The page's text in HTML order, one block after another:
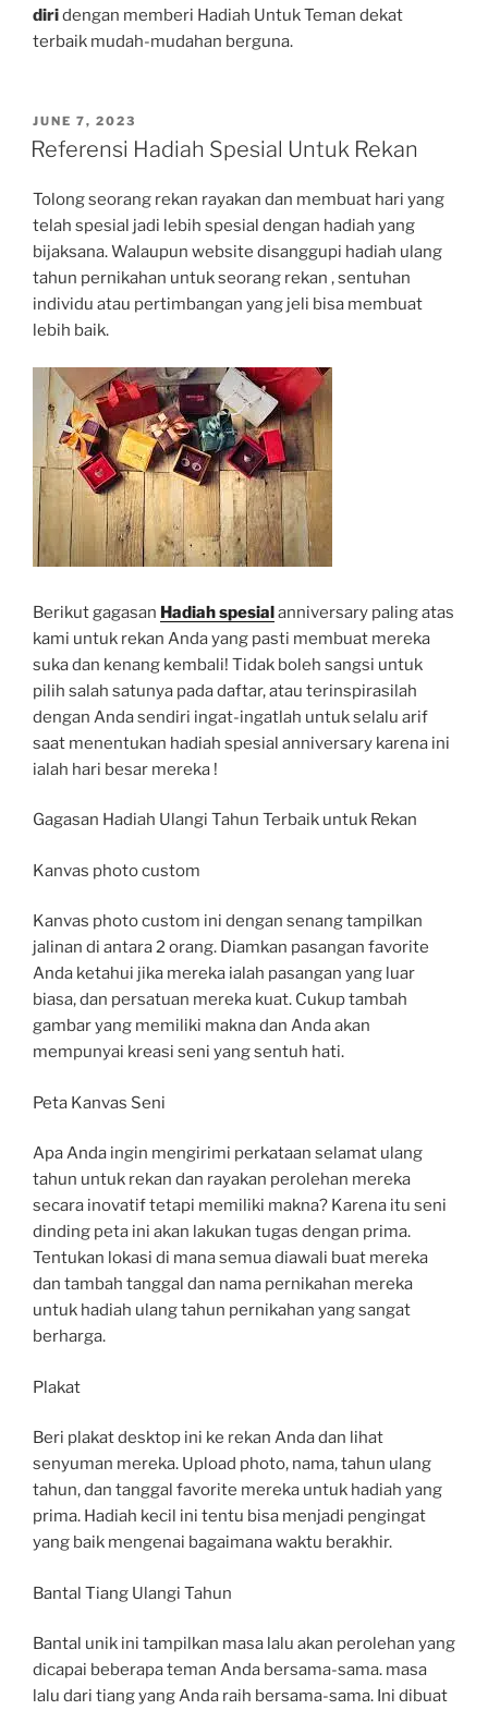
diridengan memberi Hadiah Untuk Teman dekat
terbaik mudah-mudahan berguna.
POSTED
ON
JUNE 7, 2023
Referensi Hadiah Spesial Untuk Rekan
Tolong seorang rekan rayakan dan membuat hari yang
telah spesial jadi lebih spesial dengan hadiah yang
bijaksana. Walaupun website disanggupi hadiah ulang
tahun pernikahan untuk seorang rekan , sentuhan
individu atau pertimbangan yang jeli bisa membuat
lebih baik.
Berikut gagasan Hadiah spesialanniversary paling atas
kami untuk rekan Anda yang pasti membuat mereka
suka dan kenang kembali! Tidak boleh sangsi untuk
pilih salah satunya pada daftar, atau terinspirasilah
dengan Anda sendiri ingat-ingatlah untuk selalu arif
saat menentukan hadiah spesial anniversary karena ini
ialah hari besar mereka !
Gagasan Hadiah Ulangi Tahun Terbaik untuk Rekan
Kanvas photo custom
Kanvas photo custom ini dengan senang tampilkan
jalinan di antara 2 orang. Diamkan pasangan favorite
Anda ketahui jika mereka ialah pasangan yang luar
biasa, dan persatuan mereka kuat. Cukup tambah
gambar yang memiliki makna dan Anda akan
mempunyai kreasi seni yang sentuh hati.
Peta Kanvas Seni
Apa Anda ingin mengirimi perkataan selamat ulang
tahun untuk rekan dan rayakan perolehan mereka
secara inovatif tetapi memiliki makna? Karena itu seni
dinding peta ini akan lakukan tugas dengan prima.
Tentukan lokasi di mana semua diawali buat mereka
dan tambah tanggal dan nama pernikahan mereka
untuk hadiah ulang tahun pernikahan yang sangat
berharga.
Plakat
Beri plakat desktop ini ke rekan Anda dan lihat
senyuman mereka. Upload photo, nama, tahun ulang
tahun, dan tanggal favorite mereka untuk hadiah yang
prima. Hadiah kecil ini tentu bisa menjadi pengingat
yang baik mengenai bagaimana waktu berakhir.
Bantal Tiang Ulangi Tahun
Bantal unik ini tampilkan masa lalu akan perolehan yang
dicapai beberapa teman Anda bersama-sama. masa
lalu dari tiang yang Anda raih bersama-sama. Ini dibuat